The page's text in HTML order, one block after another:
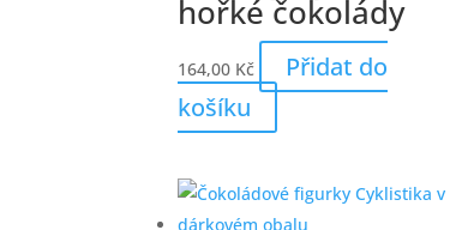
hořké čokolády
164,00 Kč
Přidat do
košíku